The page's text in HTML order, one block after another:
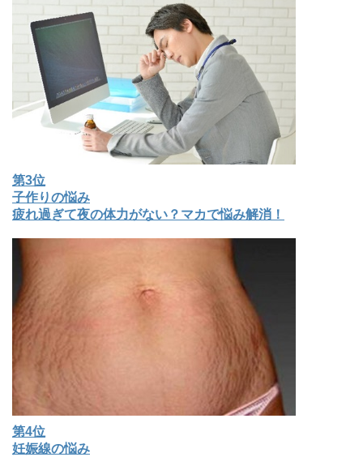
第3位
子作りの悩み
疲れ過ぎて夜の体力がない？マカで悩み解消！
第4位
妊娠線の悩み